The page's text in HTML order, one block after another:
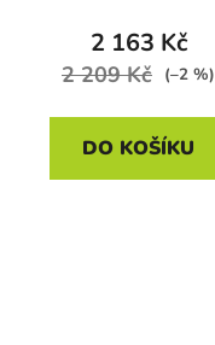
2 163 Kč
2 209 Kč (–2 %)
DO KOŠÍKU